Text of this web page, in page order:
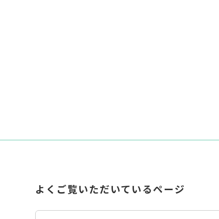
よくご覧いただいているページ